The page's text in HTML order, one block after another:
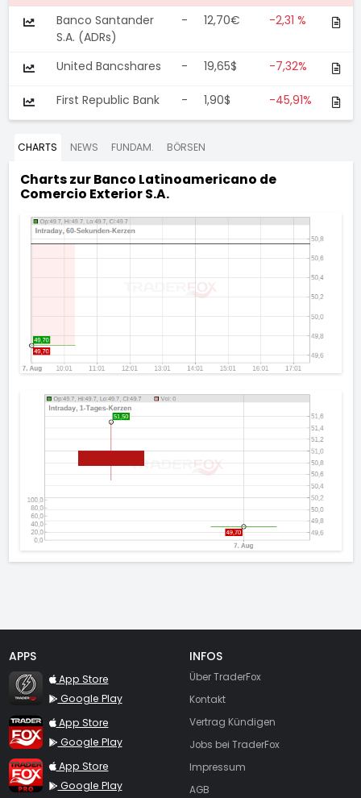
Banco Santander
S.A. (ADRs)
- 12,70€ -2,31 %
United Bancshares - 19,65$ -7,32%
First Republic Bank - 1,90$ -45,91%
CHARTS NEWS FUNDAM. BÖRSEN
Charts zurBanco Latinoamericano de
Comercio Exterior S.A.
APPS
TraderFox Flash
App Store
Google Play
TraderFox App
App Store
Google Play
TraderFox Pro
App Store
Google Play
INFOS
Über TraderFox
Kontakt
Vertrag Kündigen
Jobs bei TraderFox
Impressum
AGB